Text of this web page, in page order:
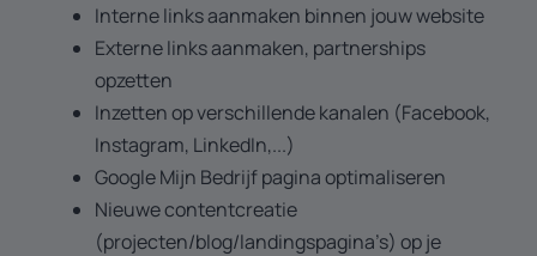
Interne links aanmaken binnen jouw website
Externe links aanmaken, partnerships
opzetten
Inzetten op verschillende kanalen (Facebook,
Instagram, LinkedIn,...)
Google Mijn Bedrijf pagina optimaliseren
Nieuwe contentcreatie
(projecten/blog/landingspagina’s) op je